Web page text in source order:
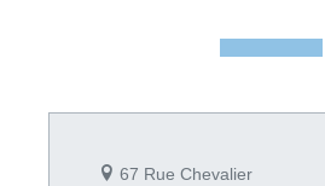
67 Rue Chevalier